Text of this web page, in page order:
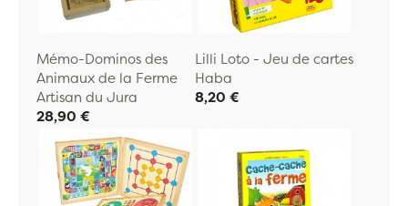
Mémo-Dominos des
Animaux de la Ferme
Artisan du Jura
28,90 €
Lilli Loto - Jeu de cartes
Haba
8,20 €